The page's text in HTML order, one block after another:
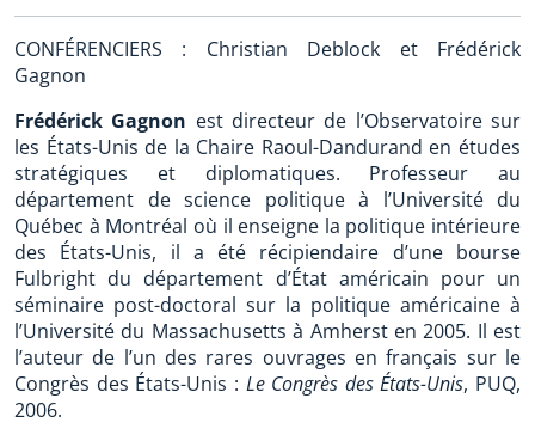
CONFÉRENCIERS : Christian Deblock et Frédérick
Gagnon
Frédérick Gagnon est directeur de l’Observatoire sur
les États-Unis de la Chaire Raoul-Dandurand en études
stratégiques et diplomatiques. Professeur au
département de science politique à l’Université du
Québec à Montréal où il enseigne la politique intérieure
des États-Unis, il a été récipiendaire d’une bourse
Fulbright du département d’État américain pour un
séminaire post-doctoral sur la politique américaine à
l’Université du Massachusetts à Amherst en 2005. Il est
l’auteur de l’un des rares ouvrages en français sur le
Congrès des États-Unis : Le Congrès des États-Unis, PUQ,
2006.